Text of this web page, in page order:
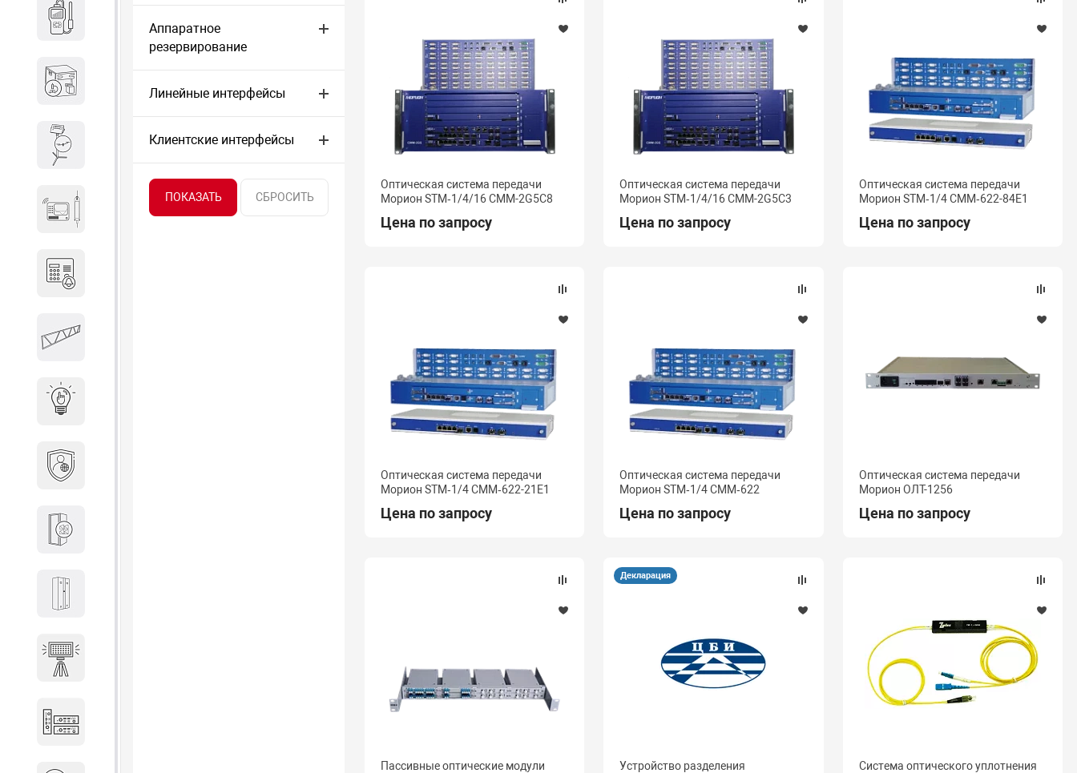
Дозиметрическое
оборудование
Атомно-эмиссионные
спектрометры
Весы и весовое оборудование
Гидроакустическое
оборудование
Аппаратное
резервирование
Линейные интерфейсы
Клиентские интерфейсы
Оптическая система передачи
Морион STM‑1/4/16 СММ-2G5C8
Цена по запросу
Оптическая система передачи
Морион STM‑1/4/16 СММ-2G5C3
Цена по запросу
Оптическая система передачи
Морион STM‑1/4 СММ‑622-84E1
Цена по запросу
Оптическая система передачи
Морион STM‑1/4 СММ‑622-21E1
Цена по запросу
Оптическая система передачи
Морион STM‑1/4 СММ‑622
Цена по запросу
Оптическая система передачи
Морион ОЛТ-1256
Цена по запросу
Пассивные оптические модули
Декларация
Устройство разделения
Система оптического уплотнения